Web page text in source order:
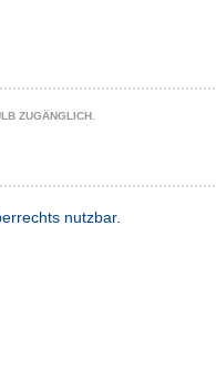
ZUGÄNGLICH.
nutzbar.